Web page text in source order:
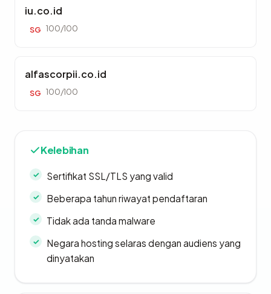
iu.co.id
SG 100/100
alfascorpii.co.id
SG 100/100
Kelebihan
Sertifikat SSL/TLS yang valid
Beberapa tahun riwayat pendaftaran
Tidak ada tanda malware
Negara hosting selaras dengan audiens yang
dinyatakan